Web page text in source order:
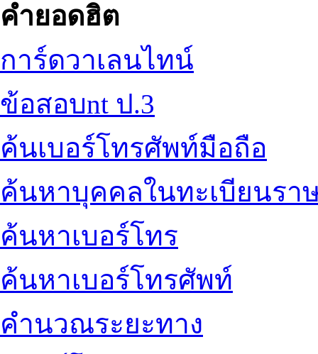
คำยอดฮิต
การ์ดวาเลนไทน์
ข้อสอบnt ป.3
ค้นเบอร์โทรศัพท์มือถือ
ค้นหาบุคคลในทะเบียนรา
ค้นหาเบอร์โทร
ค้นหาเบอร์โทรศัพท์
คำนวณระยะทาง